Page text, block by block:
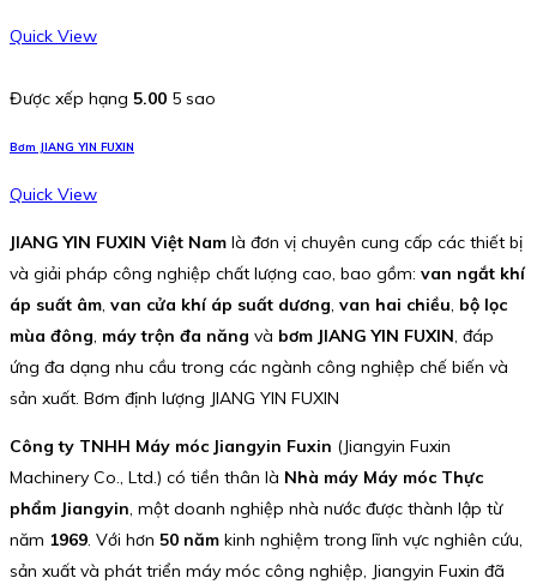
Quick View
Được xếp hạng 5.00 5 sao
Bơm JIANG YIN FUXIN
Quick View
JIANG YIN FUXIN Việt Nam là đơn vị chuyên cung cấp các thiết bị
và giải pháp công nghiệp chất lượng cao, bao gồm: van ngắt khí
áp suất âm, van cửa khí áp suất dương, van hai chiều, bộ lọc
mùa đông, máy trộn đa năng và bơm JIANG YIN FUXIN, đáp
ứng đa dạng nhu cầu trong các ngành công nghiệp chế biến và
sản xuất. Bơm định lượng JIANG YIN FUXIN
Công ty TNHH Máy móc Jiangyin Fuxin (Jiangyin Fuxin
Machinery Co., Ltd.) có tiền thân là Nhà máy Máy móc Thực
phẩm Jiangyin, một doanh nghiệp nhà nước được thành lập từ
năm 1969. Với hơn 50 năm kinh nghiệm trong lĩnh vực nghiên cứu,
sản xuất và phát triển máy móc công nghiệp, Jiangyin Fuxin đã